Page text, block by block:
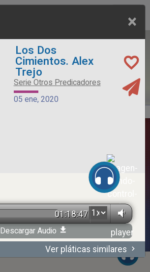
×
Los Dos
Cimientos. Alex
Trejo
Serie Otros Predicadores
05 ene, 2020
01:18:47
Descargar Audio
Ver pláticas similares